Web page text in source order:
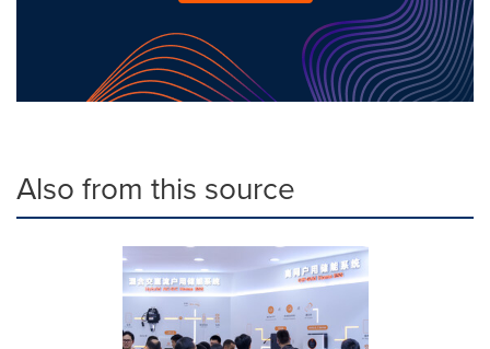
Also from this source